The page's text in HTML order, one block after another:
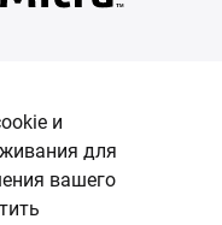
и
для
вашего